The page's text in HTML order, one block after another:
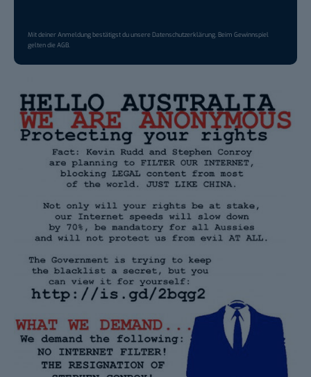
Mit deiner Anmeldung bestätigst du unsereDatenschutzerklärung. Beim Gewinnspiel
gelten dieAGB.